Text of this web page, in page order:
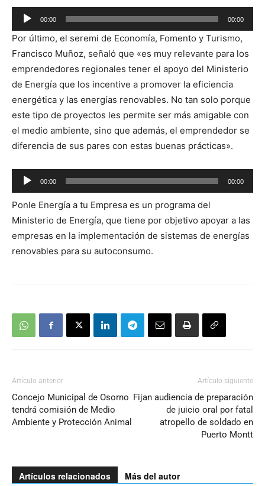
Reproductor
de
audio
00:00 00:00
Por último, el seremi de Economía, Fomento y Turismo,
Francisco Muñoz, señaló que «es muy relevante para los
emprendedores regionales tener el apoyo del Ministerio
de Energía que los incentive a promover la eficiencia
energética y las energías renovables. No tan solo porque
este tipo de proyectos les permite ser más amigable con
el medio ambiente, sino que además, el emprendedor se
diferencia de sus pares con estas buenas prácticas».
Reproductor
de
audio
00:00 00:00
Ponle Energía a tu Empresa es un programa del
Ministerio de Energía, que tiene por objetivo apoyar a las
empresas en la implementación de sistemas de energías
renovables para su autoconsumo.
Artículo anterior
Concejo Municipal de Osorno
tendrá comisión de Medio
Ambiente y Protección Animal
Artículo siguiente
Fijan audiencia de preparación
de juicio oral por fatal
atropello de soldado en
Puerto Montt
Artículos relacionados Más del autor